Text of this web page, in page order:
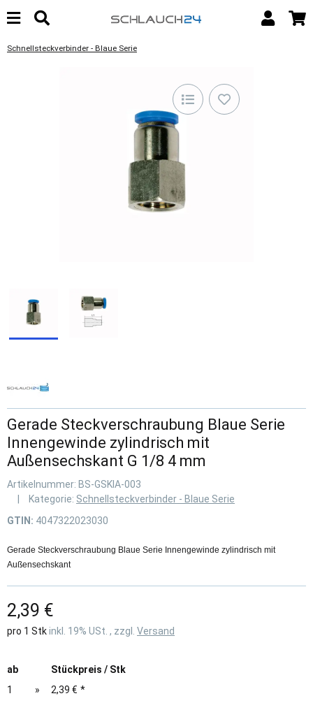
Schnellsteckverbinder - Blaue Serie
Gerade Steckverschraubung Blaue Serie
Innengewinde zylindrisch mit
Außensechskant G 1/8 4 mm
Artikelnummer: BS-GSKIA-003
Kategorie: Schnellsteckverbinder - Blaue Serie
GTIN: 4047322023030
Gerade Steckverschraubung Blaue Serie Innengewinde zylindrisch mit
Außensechskant
2,39 €
pro 1 Stkinkl. 19% USt. , zzgl. Versand
ab
Stückpreis / Stk
1
» 2,39 € *